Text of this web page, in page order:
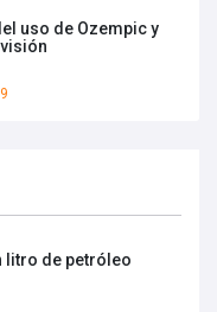
uso de Ozempic y
litro de petróleo